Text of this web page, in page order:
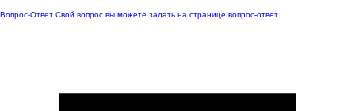
Вопрос-Ответ Свой вопрос вы можете задать на странице вопрос-ответ